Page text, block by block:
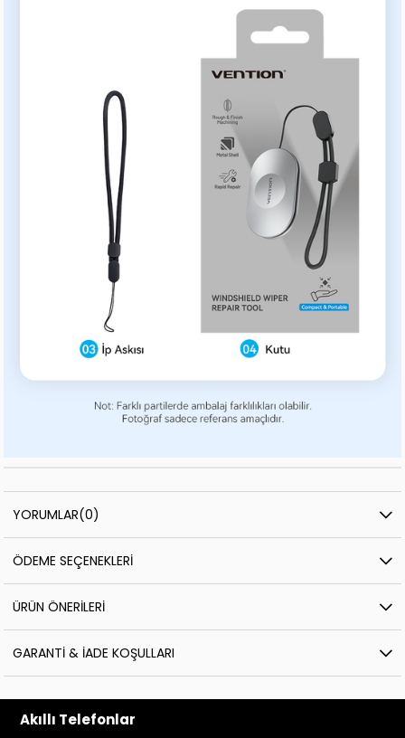
YORUMLAR(0)
ÖDEME SEÇENEKLERI
ÜRÜN ÖNERILERI
GARANTI & İADE KOŞULLARI
Akıllı Telefonlar